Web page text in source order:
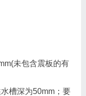
未包含震板的有
槽深为50mm；要